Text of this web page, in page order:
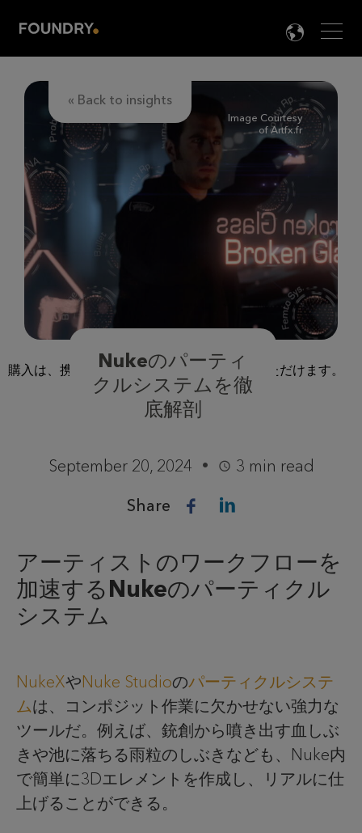

« Back to insights
Image Courtesy
of Artfx.fr
Nukeのパーティ
クルシステムを徹
底解剖
September 20, 2024 3 min read
Share
アーティストのワークフローを
加速するNukeのパーティクル
システム
NukeXやNuke Studioのパーティクルシステ
ムは、コンポジット作業に欠かせない強力な
ツールだ。例えば、銃創から噴き出す血しぶ
きや池に落ちる雨粒のしぶきなども、Nuke内
で簡単に3Dエレメントを作成し、リアルに仕
上げることができる。